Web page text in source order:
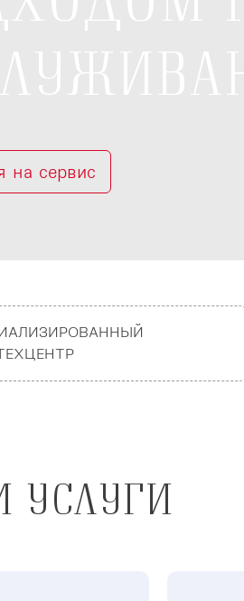
на сервис
УСЛУГИ